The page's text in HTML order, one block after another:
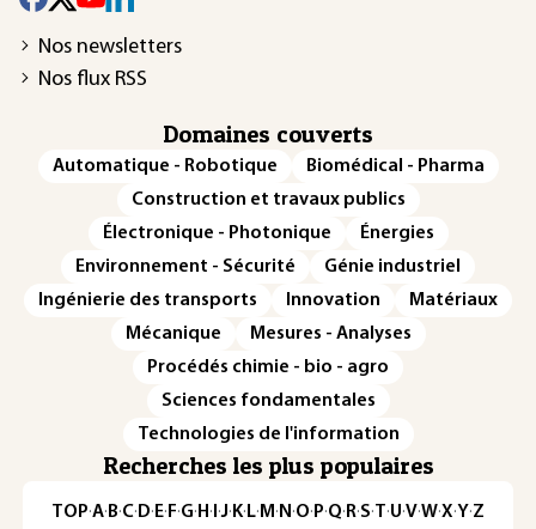
Nos newsletters
Nos flux RSS
Domaines couverts
Automatique - Robotique
Biomédical - Pharma
Construction et travaux publics
Électronique - Photonique
Énergies
Environnement - Sécurité
Génie industriel
Ingénierie des transports
Innovation
Matériaux
Mécanique
Mesures - Analyses
Procédés chimie - bio - agro
Sciences fondamentales
Technologies de l'information
Recherches les plus populaires
TOP·A·B·C· D· E· F·G· H · ·J· K· L· M · N ·O· P·Q· R·S·T·U·V·W·X·Y·Z